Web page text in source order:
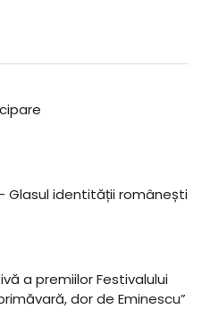
Glasul identității românești
a premiilor Festivalului
dor de Eminescu”